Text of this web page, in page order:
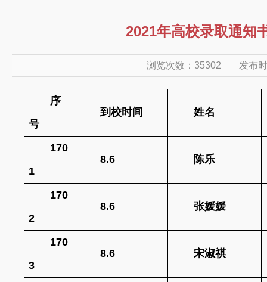
2021年高校录取通知
浏览次数： 35302 发布
序
号
到校时间 姓名
170
1
8.6 陈乐
170
2
8.6 张媛媛
170
3
8.6 宋淑祺